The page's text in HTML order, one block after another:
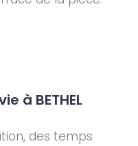
à BETHEL
des temps